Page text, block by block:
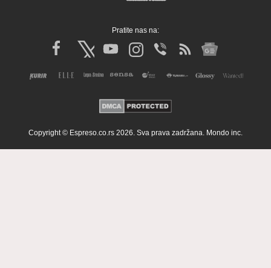
Pratite nas na:
Copyright © Espreso.co.rs 2026. Sva prava zadržana. Mondo inc.